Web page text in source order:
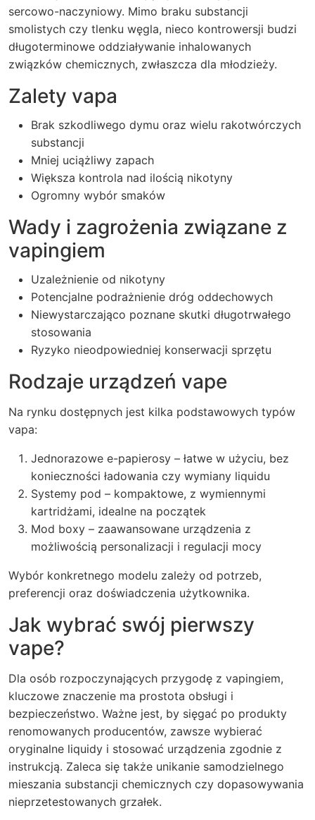
sercowo-naczyniowy. Mimo braku substancji
smolistych czy tlenku węgla, nieco kontrowersji budzi
długoterminowe oddziaływanie inhalowanych
związków chemicznych, zwłaszcza dla młodzieży.
Zalety vapa
Brak szkodliwego dymu oraz wielu rakotwórczych
substancji
Mniej uciążliwy zapach
Większa kontrola nad ilością nikotyny
Ogromny wybór smaków
Wady i zagrożenia związane z
vapingiem
Uzależnienie od nikotyny
Potencjalne podrażnienie dróg oddechowych
Niewystarczająco poznane skutki długotrwałego
stosowania
Ryzyko nieodpowiedniej konserwacji sprzętu
Rodzaje urządzeń vape
Na rynku dostępnych jest kilka podstawowych typów
vapa:
Jednorazowe e-papierosy – łatwe w użyciu, bez
konieczności ładowania czy wymiany liquidu
Systemy pod – kompaktowe, z wymiennymi
kartridżami, idealne na początek
Mod boxy – zaawansowane urządzenia z
możliwością personalizacji i regulacji mocy
Wybór konkretnego modelu zależy od potrzeb,
preferencji oraz doświadczenia użytkownika.
Jak wybrać swój pierwszy
vape?
Dla osób rozpoczynających przygodę z vapingiem,
kluczowe znaczenie ma prostota obsługi i
bezpieczeństwo. Ważne jest, by sięgać po produkty
renomowanych producentów, zawsze wybierać
oryginalne liquidy i stosować urządzenia zgodnie z
instrukcją. Zaleca się także unikanie samodzielnego
mieszania substancji chemicznych czy dopasowywania
nieprzetestowanych grzałek.